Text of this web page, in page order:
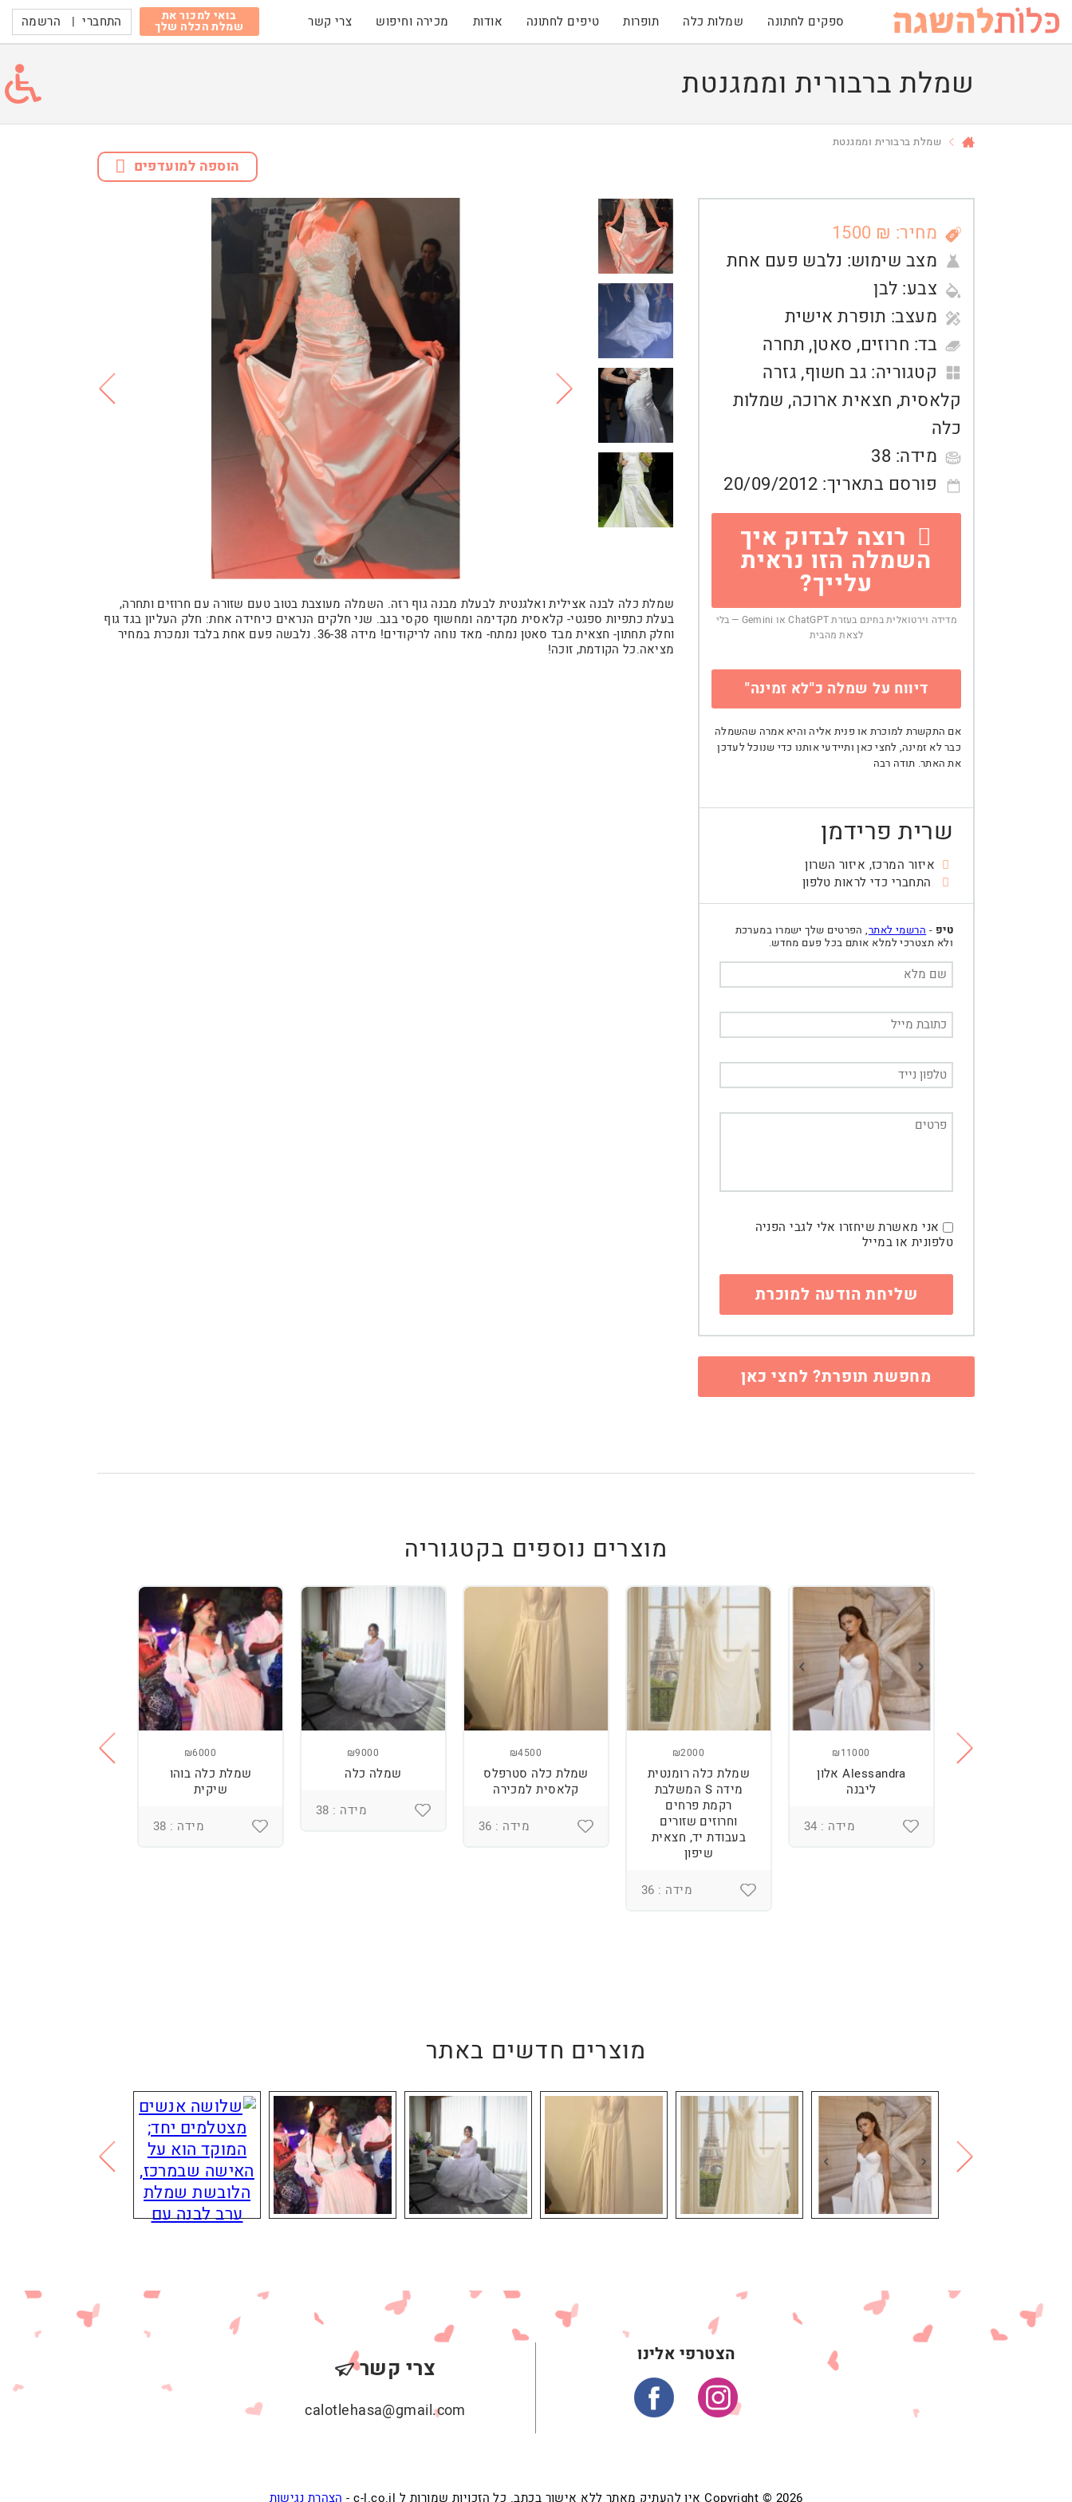
ספקים לחתונה שמלות כלה תופרות טיפים לחתונה אודות מכירה וחיפוש צרי קשר בואי למכור את
שמלת הכלה שלך התחברי | הרשמה
שמלת ברבורית וממגנטת
שמלת ברבורית וממגנטת
הוספה למועדפים
מחיר: ₪ 1500
מצב שימוש: נלבש פעם אחת
צבע: לבן
מעצב: תופרת אישית
בד: חרוזים, סאטן, תחרה
קטגוריה: גב חשוף, גזרה
קלאסית, חצאית ארוכה, שמלות
כלה
מידה: 38
פורסם בתאריך: 20/09/2012
רוצה לבדוק איך
השמלה הזו נראית
עלייך?
מדידה וירטואלית בחינם בעזרת ChatGPT או Gemini — בלי
לצאת מהבית
דיווח על שמלה כ"לא זמינה"
אם התקשרת למוכרת או פנית אליה והיא אמרה שהשמלה
כבר לא זמינה, לחצי כאן ותיידעי אותנו כדי שנוכל לעדכן
את האתר. תודה רבה
שרית פרידמן
איזור המרכז, איזור השרון
התחברי כדי לראות טלפון
טיפ - הרשמי לאתר, הפרטים שלך ישמרו במערכת
ולא תצטרכי למלא אותם בכל פעם מחדש.
אני מאשרת שיחזרו אלי לגבי הפניה
טלפונית או במייל
מחפשת תופרת? לחצי כאן
שמלת כלה לבנה אצילית ואלגנטית לבעלת מבנה גוף רזה. השמלה מעוצבת בטוב טעם שזורה עם חרוזים ותחרה,
בעלת כתפיות ספגטי- קלאסית מקדימה ומחשוף סקסי בגב. שני חלקים הנראים כיחידה אחת: חלק העליון בגד גוף
וחלק תחתון- חצאית מבד סאטן נמתח- מאד נוחה לריקודים! מידה 36-38. נלבשה פעם אחת בלבד ונמכרת במחיר
מציאה.כל הקודמת, זוכה!
מוצרים נוספים בקטגוריה
₪11000
Alessandra אלון
ליבנה
מידה : 34
₪2000
שמלת כלה רומנטית
מידה S המשלבת
רקמת פרחים
וחרוזים שזורים
בעבודת יד, חצאית
שיפון
מידה : 36
₪4500
שמלת כלה סטרפלס
קלאסית למכירה
מידה : 36
₪9000
שמלה כלה
מידה : 38
₪6000
שמלת כלה בוהו
שיקית
מידה : 38
מוצרים חדשים באתר
הצטרפי אלינו
צרי קשר
calotlehasa@gmail.com
Copyright © 2026 אין להעתיק מאתר ללא אישור בכתב. כל הזכויות שמורות ל c-l.co.il - הצהרת נגישות